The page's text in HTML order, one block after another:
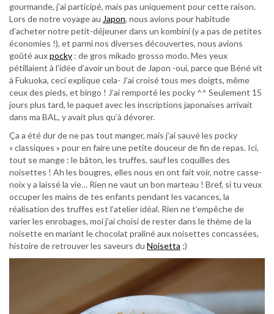
gourmande, j’ai participé, mais pas uniquement pour cette raison.
Lors de notre voyage au Japon, nous avions pour habitude
d’acheter notre petit-déjeuner dans un kombini (y a pas de petites
économies !), et parmi nos diverses découvertes, nous avions
goûté auxpocky : de gros mikado grosso modo. Mes yeux
pétillaient à l’idée d’avoir un bout de Japon -oui, parce que Béné vit
à Fukuoka, ceci explique cela- J’ai croisé tous mes doigts, même
ceux des pieds, et bingo ! J’ai remporté les pocky ^^ Seulement 15
jours plus tard, le paquet avec les inscriptions japonaises arrivait
dans ma BAL, y avait plus qu’à dévorer.
Ça a été dur de ne pas tout manger, mais j’ai sauvé les pocky
« classiques » pour en faire une petite douceur de fin de repas. Ici,
tout se mange : le bâton, les truffes, sauf les coquilles des
noisettes ! Ah les bougres, elles nous en ont fait voir, notre casse-
noix y a laissé la vie… Rien ne vaut un bon marteau ! Bref, si tu veux
occuper les mains de tes enfants pendant les vacances, la
réalisation des truffes est l’atelier idéal. Rien ne t’empêche de
varier les enrobages, moi j’ai choisi de rester dans le thème de la
noisette en mariant le chocolat praliné aux noisettes concassées,
histoire de retrouver les saveurs du Noisetta ;)